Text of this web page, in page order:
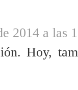
2014 a las
Hoy,